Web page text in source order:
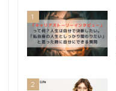
1
2